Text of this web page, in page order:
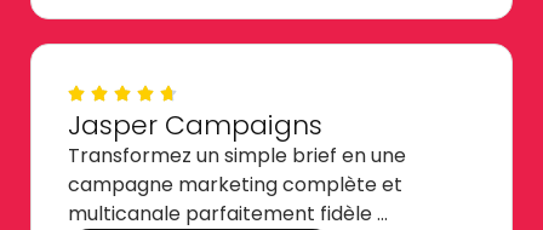
Jasper Campaigns
Transformez un simple brief en une
campagne marketing complète et
multicanale parfaitement fidèle …